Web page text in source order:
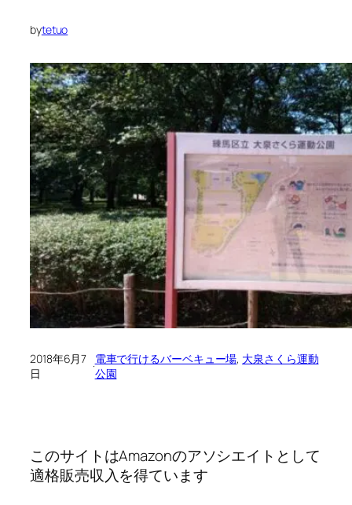
bytetuo
2018年6月7
日
·電車で行けるバーベキュー場, 大泉さくら運動
公園
このサイトはAmazonのアソシエイトとして
適格販売収入を得ています